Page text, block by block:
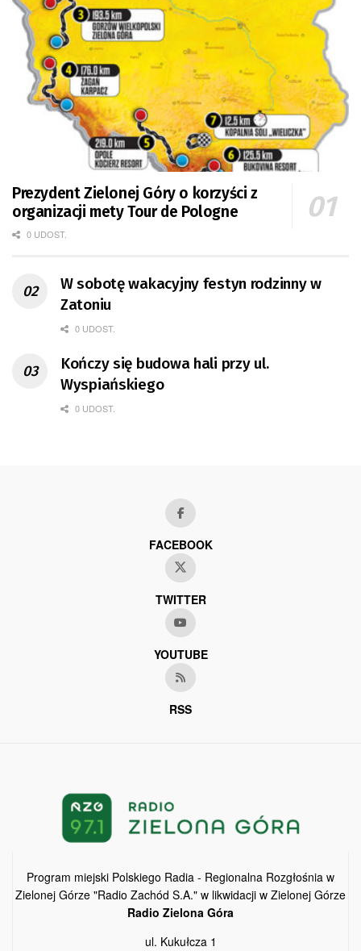
Prezydent Zielonej Góry o korzyści z
organizacji mety Tour de Pologne
0 UDOST.
W sobotę wakacyjny festyn rodzinny w
Zatoniu
0 UDOST.
Kończy się budowa hali przy ul.
Wyspiańskiego
0 UDOST.
FACEBOOK
TWITTER
YOUTUBE
RSS
Program miejski Polskiego Radia - Regionalna Rozgłośnia w
Zielonej Górze "Radio Zachód S.A." w likwidacji w Zielonej Górze
Radio Zielona Góra
ul. Kukułcza 1